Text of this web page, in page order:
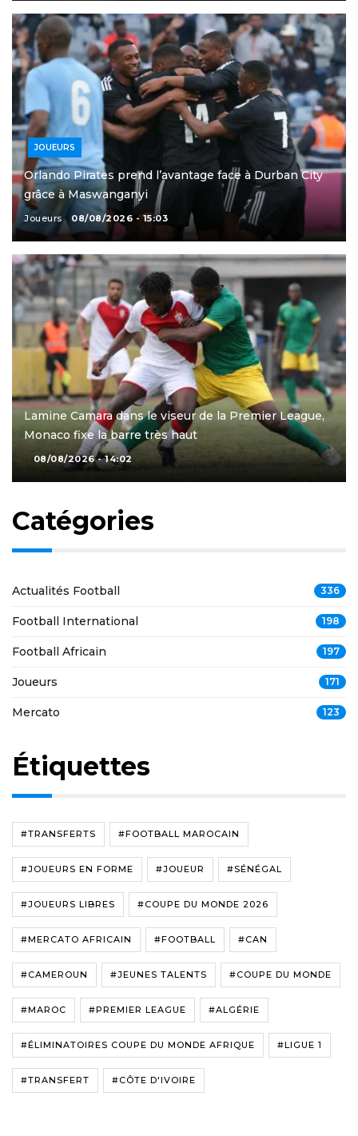
JOUEURS
Orlando Pirates prend l’avantage face à Durban City
grâce à Maswanganyi
Joueurs 08/08/2026 - 15:03
Lamine Camara dans le viseur de la Premier League,
Monaco fixe la barre très haut
08/08/2026 - 14:02
Catégories
Actualités Football 336
Football International 198
Football Africain 197
Joueurs 171
Mercato 123
Étiquettes
#TRANSFERTS #FOOTBALL MAROCAIN
#JOUEURS EN FORME #JOUEUR #SÉNÉGAL
#JOUEURS LIBRES #COUPE DU MONDE 2026
#MERCATO AFRICAIN #FOOTBALL #CAN
#CAMEROUN #JEUNES TALENTS #COUPE DU MONDE
#MAROC #PREMIER LEAGUE #ALGÉRIE
#ÉLIMINATOIRES COUPE DU MONDE AFRIQUE #LIGUE 1
#TRANSFERT #CÔTE D'IVOIRE